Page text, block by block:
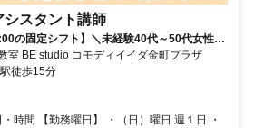
シスタント講師
の固定シフト】＼未経験40代～50代女性中
室 BE studio コモディイイダ金町プラザ
徒歩15分
時間 【勤務曜日】 ・（日）曜日 週１日 ・